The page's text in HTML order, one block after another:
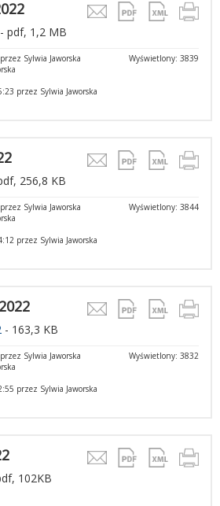
- pdf, 1,2 MB
Wyświetlony: 3839
Sylwia Jaworska
przez Sylwia Jaworska
256,8 KB
Wyświetlony: 3844
Sylwia Jaworska
przez Sylwia Jaworska
- 163,3 KB
Wyświetlony: 3832
Sylwia Jaworska
przez Sylwia Jaworska
102KB